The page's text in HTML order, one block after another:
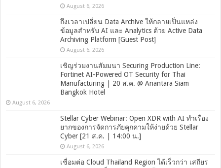
August 6, 2026
ถึงเวลาเปลี่ยน Data Archive ให้กลายเป็นแหล่ง
ข้อมูลสำหรับ AI และ Analytics ด้วย Active Data
Archiving Platform [Guest Post]
August 6, 2026
เชิญร่วมงานสัมมนา Securing Production Line:
Fortinet AI-Powered OT Security for Thai
Manufacturing | 20 ส.ค. @ Anantara Siam
Bangkok Hotel
August 6, 2026
Stellar Cyber Webinar: Open XDR with AI ทำเรื่อง
ยากของการจัดการภัยคุกคามให้ง่ายด้วย Stellar
Cyber [21 ส.ค. | 14:00 น.]
August 6, 2026
เชื่อมต่อ Cloud Thailand Region ได้เร็วกว่า เสถียร